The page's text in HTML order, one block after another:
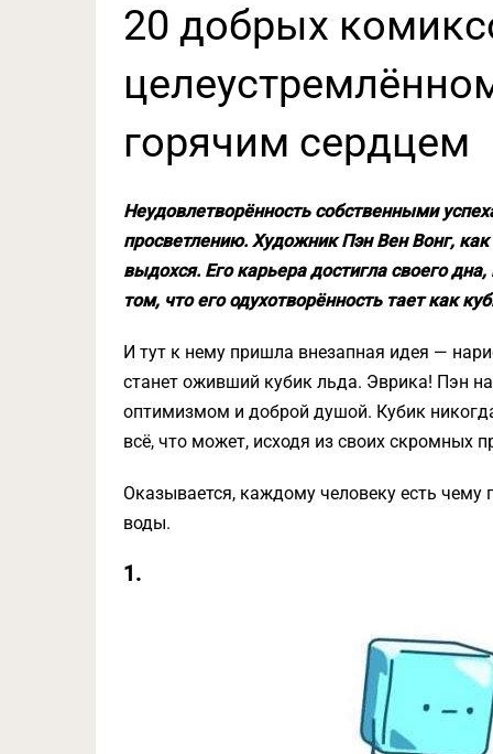
20 добрых
горячим сердцем
Неудовлетворённость собственными
просветлению. Художник Пэн Вен Вонг,
выдохся. Его карьера достигла своего
том, что его одухотворённость тает как
И тут к нему пришла внезапная идея —
станет оживший кубик льда. Эврика! Пэн
оптимизмом и доброй душой. Кубик
всё, что может, исходя из своих скромных
Оказывается, каждому человеку есть чему
воды.
1.